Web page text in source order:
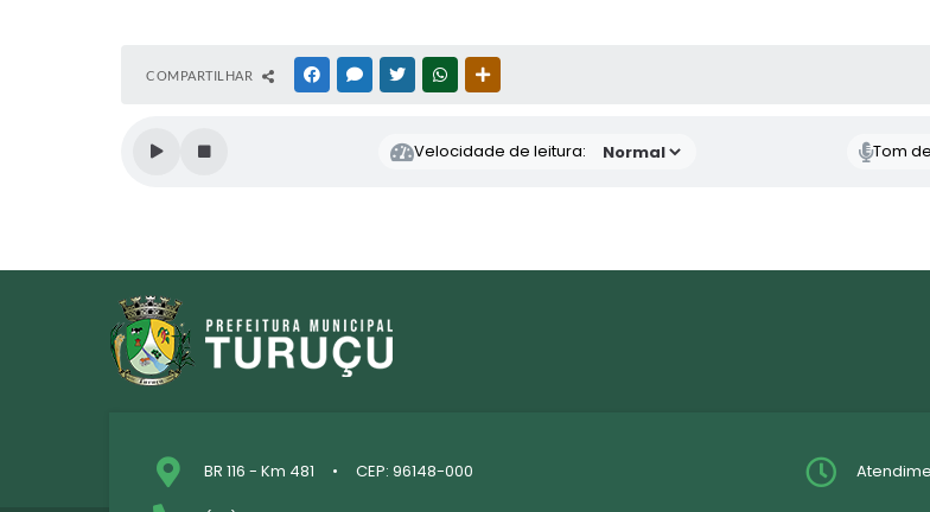
COMPARTILHAR FACEBOOKMESSENGER
TWITTERWHATSAPP
Velocidade de leitura: Tom
BR 116 - Km 481 CEP: 96148-000